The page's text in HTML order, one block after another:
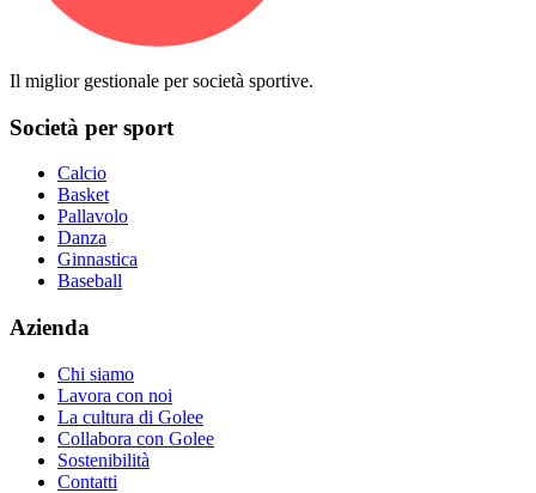
Il miglior gestionale per società sportive.
Società per sport
Calcio
Basket
Pallavolo
Danza
Ginnastica
Baseball
Azienda
Chi siamo
Lavora con noi
La cultura di Golee
Collabora con Golee
Sostenibilità
Contatti